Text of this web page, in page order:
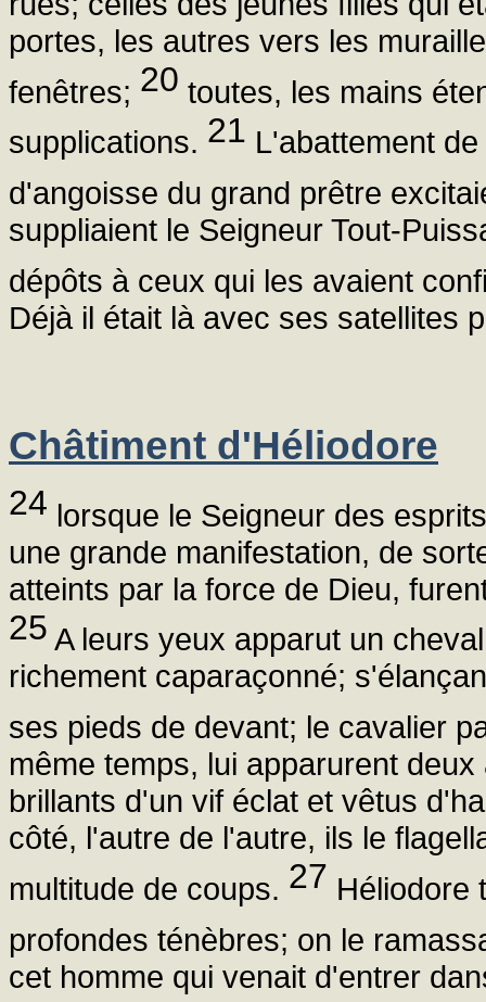
portes, les autres vers les
fenêtres; 20 toutes, les mains
supplications. 21 L'abattement
d'angoisse du grand prêtre
suppliaient le Seigneur Tout-
dépôts à ceux qui les avaient
Déjà il était là avec ses satellites
Châtiment d'Héliodore
24 lorsque le Seigneur des
une grande manifestation, de
atteints par la force de Dieu,
25 A leurs yeux apparut un
richement caparaçonné;
ses pieds de devant; le cavalier
même temps, lui apparurent
brillants d'un vif éclat et vêtus
côté, l'autre de l'autre, ils le
multitude de coups. 27 Héliodore
profondes ténèbres; on le
cet homme qui venait d'entrer